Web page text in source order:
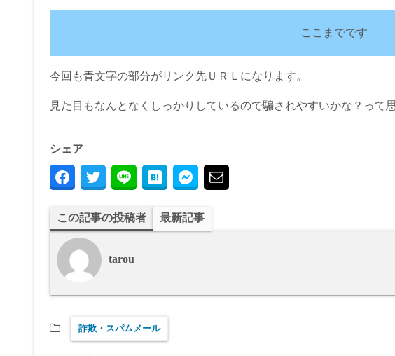
ここまでです
今回も青文字の部分がリンク先ＵＲＬになります。
見た目もなんとなくしっかりしているので騙されやすいかな？って
シェア
この記事の投稿者 最新記事
tarou
詐欺・スパムメール